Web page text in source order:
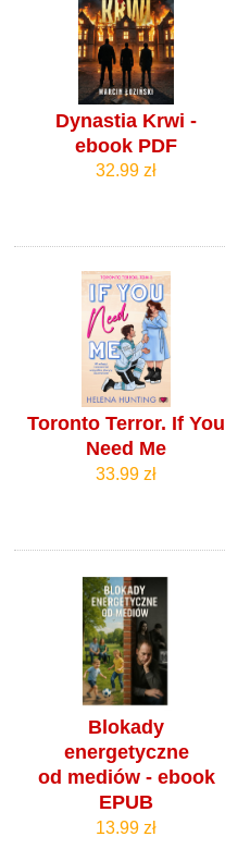
Dynastia Krwi -
ebook PDF
32.99 zł
Toronto Terror. If You
Need Me
33.99 zł
Blokady
energetyczne
od mediów - ebook
EPUB
13.99 zł